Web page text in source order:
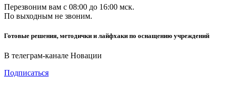
Перезвоним вам с 08:00 до 16:00 мск.
По выходным не звоним.
Готовые решения, методички и лайфхаки по оснащению учреждений
В телеграм-канале Новации
Подписаться